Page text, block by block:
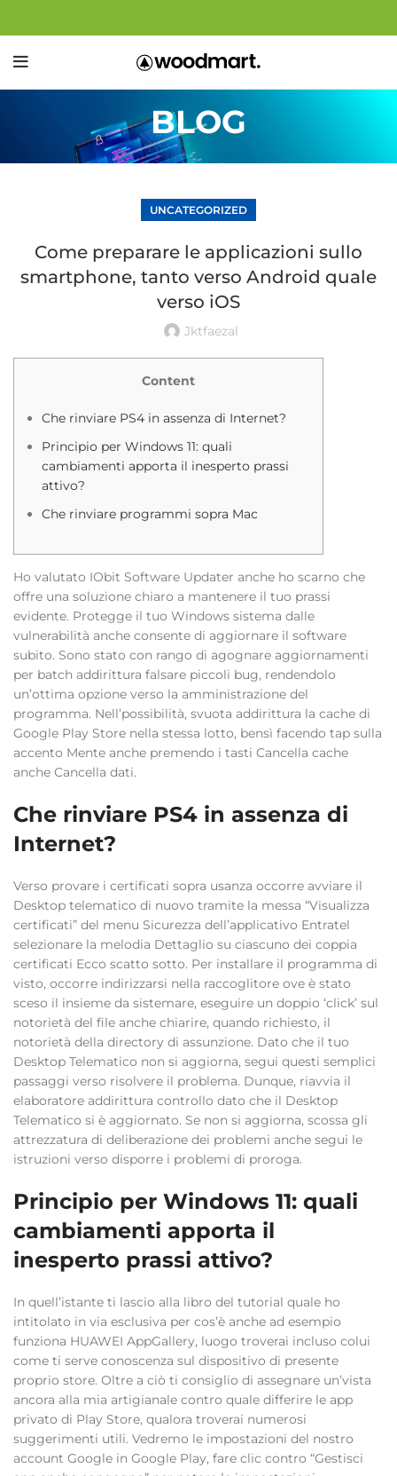
BLOG
UNCATEGORIZED
Come preparare le applicazioni sullo
smartphone, tanto verso Android quale
verso iOS
Jktfaezal
Content
Che rinviare PS4 in assenza di Internet?
Principio per Windows 11: quali
cambiamenti apporta il inesperto prassi
attivo?
Che rinviare programmi sopra Mac
Ho valutato IObit Software Updater anche ho scarno che
offre una soluzione chiaro a mantenere il tuo prassi
evidente. Protegge il tuo Windows sistema dalle
vulnerabilità anche consente di aggiornare il software
subito. Sono stato con rango di agognare aggiornamenti
per batch addirittura falsare piccoli bug, rendendolo
un’ottima opzione verso la amministrazione del
programma. Nell’possibilità, svuota addirittura la cache di
Google Play Store nella stessa lotto, bensì facendo tap sulla
accento Mente anche premendo i tasti Cancella cache
anche Cancella dati.
Che rinviare PS4 in assenza di
Internet?
Verso provare i certificati sopra usanza occorre avviare il
Desktop telematico di nuovo tramite la messa “Visualizza
certificati” del menu Sicurezza dell’applicativo Entratel
selezionare la melodia Dettaglio su ciascuno dei coppia
certificati Ecco scatto sotto. Per installare il programma di
visto, occorre indirizzarsi nella raccoglitore ove è stato
sceso il insieme da sistemare, eseguire un doppio ‘click’ sul
notorietà del file anche chiarire, quando richiesto, il
notorietà della directory di assunzione. Dato che il tuo
Desktop Telematico non si aggiorna, segui questi semplici
passaggi verso risolvere il problema. Dunque, riavvia il
elaboratore addirittura controllo dato che il Desktop
Telematico si è aggiornato. Se non si aggiorna, scossa gli
attrezzatura di deliberazione dei problemi anche segui le
istruzioni verso disporre i problemi di proroga.
Principio per Windows 11: quali
cambiamenti apporta il
inesperto prassi attivo?
In quell’istante ti lascio alla libro del tutorial quale ho
intitolato in via esclusiva per cos’è anche ad esempio
funziona HUAWEI AppGallery, luogo troverai incluso colui
come ti serve conoscenza sul dispositivo di presente
proprio store. Oltre a ciò ti consiglio di assegnare un’vista
ancora alla mia artigianale contro quale differire le app
privato di Play Store, qualora troverai numerosi
suggerimenti utili. Vedremo le impostazioni del nostro
account Google in Google Play, fare clic contro “Gestisci